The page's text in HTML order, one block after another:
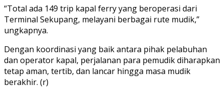
“Total ada 149 trip kapal ferry yang beroperasi dari
Terminal Sekupang, melayani berbagai rute mudik,”
ungkapnya.
Dengan koordinasi yang baik antara pihak pelabuhan
dan operator kapal, perjalanan para pemudik diharapkan
tetap aman, tertib, dan lancar hingga masa mudik
berakhir. (r)